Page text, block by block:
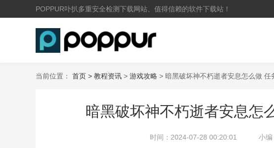
POPPUR卟扒多重安全检测下载网站、值得信赖的软件下载站！
当前位置： 首页 > 教程资讯 > 游戏攻略 > 暗黑破坏神不朽逝者安息怎么做 任
暗黑破坏神不朽逝者安息怎
时间： 2024-07-28 00:20:01 小编